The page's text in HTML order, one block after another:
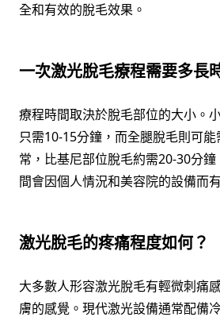
全和有效的脫毛效果。
一次激光脫毛療程需要多長
療程時間取決於脫毛部位的大小。
只需10-15分鐘，而全腿脫毛則可
常，比基尼部位脫毛約需20-30分
間會因個人情況和美容院的設備而
激光脫毛的疼痛程度如何？
大多數人形容激光脫毛有輕微刺痛
膚的感覺。現代激光設備通常配備